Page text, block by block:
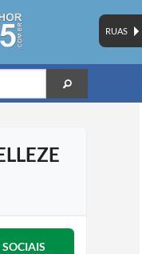
RUAS
SOCIAIS